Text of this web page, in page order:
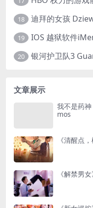
18
19
20
文章展示
我不是药
mos
《清醒点
《解禁男